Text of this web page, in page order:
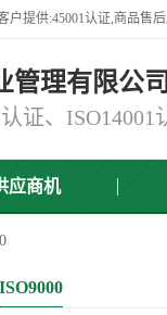
管理有限公司
应商机
ISO9000